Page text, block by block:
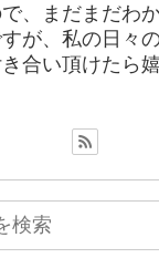
、まだまだわ
が、私の日々
合い頂けたら